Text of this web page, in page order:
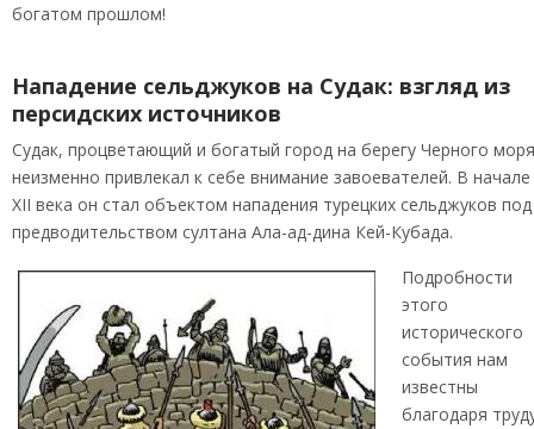
богатом прошлом!
Нападение сельджуков на Судак: взгляд из
персидских источников
Судак, процветающий и богатый город на берегу Черного
неизменно привлекал к себе внимание завоевателей. В начале
XII века он стал объектом нападения турецких сельджуков под
предводительством султана Ала-ад-дина Кей-Кубада.
Подробности
этого
исторического
события нам
известны
благодаря